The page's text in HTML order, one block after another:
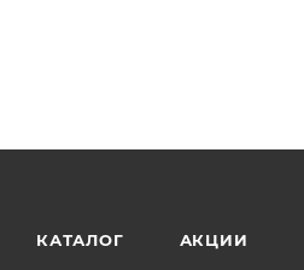
КАТАЛОГ АКЦИИ